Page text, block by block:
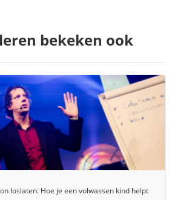
bekeken ook
loslaten: Hoe je een volwassen kind helpt